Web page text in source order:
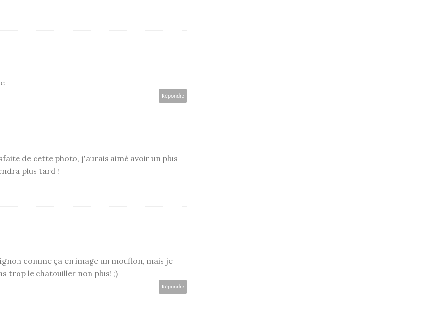
Répondre
de cette photo, j'aurais aimé avoir un plus
plus tard !
comme ça en image un mouflon, mais je
trop le chatouiller non plus! ;)
Répondre